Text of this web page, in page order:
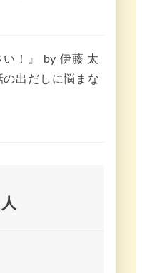
い！』 by 伊藤 太
の出だしに悩まな